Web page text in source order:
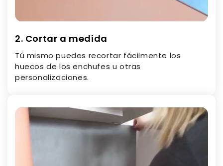
2. Cortar a medida
Tú mismo puedes recortar fácilmente los
huecos de los enchufes u otras
personalizaciones.